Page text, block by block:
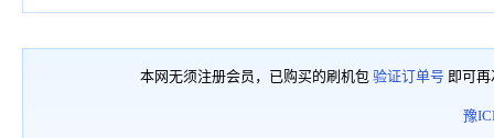
本网无须注册会员，已购买的刷机包 验证订单号 即可
豫